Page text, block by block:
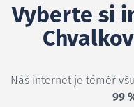
Vyberte si
Náš internet je téměř
99